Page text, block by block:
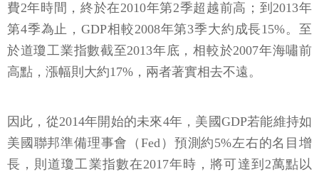
費2年時間，終於在2010年第2季超越前高；到2013年
第4季為止，GDP相較2008年第3季大約成長15%。至
於道瓊工業指數截至2013年底，相較於2007年海嘯前
高點，漲幅則大約17%，兩者著實相去不遠。
因此，從2014年開始的未來4年，美國GDP若能維持如
美國聯邦準備理事會（Fed）預測約5%左右的名目增
長，則道瓊工業指數在2017年時，將可達到2萬點以